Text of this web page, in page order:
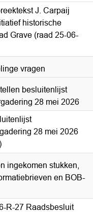
J. Carpaij
historische
Grave (raad 25-06-
vragen
besluitenlijst
28 mei 2026
28 mei 2026
ingekomen stukken,
en BOB-
R-27 Raadsbesluit